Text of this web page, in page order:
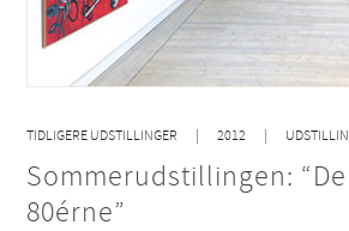
TIDLIGERE UDSTILLINGER 2012
Sommerudstillingen:
80érne”